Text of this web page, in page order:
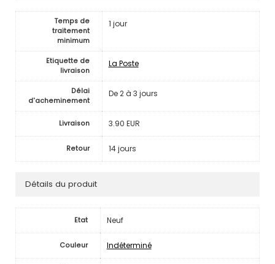
Temps de
traitement
minimum
1 jour
Etiquette de
livraison
La Poste
Délai
d'acheminement
De 2 à 3 jours
Livraison 3.90 EUR
Retour 14 jours
Détails du produit
Etat Neuf
Couleur Indéterminé